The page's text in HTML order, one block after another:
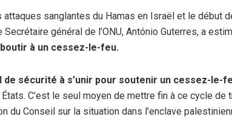
attaques sanglantes du Hamas en Israël et le début
Secrétaire général de l’ONU, António Guterres, a
à un cessez-le-feu.
de sécurité à s’unir pour soutenir un cessez-le-
C’est le seul moyen de mettre fin à ce cycle de
du Conseil sur la situation dans l’enclave